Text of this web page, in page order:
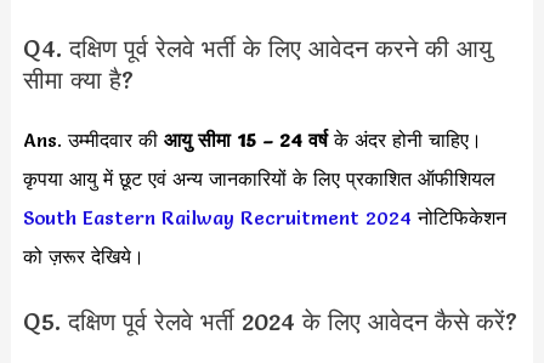
Q4. दक्षिण पूर्व रेलवे भर्ती के लिए आवेदन करने की आयु
सीमा क्या है?
Ans. उम्मीदवार की आयु सीमा 15 – 24 वर्षके अंदर होनी चाहिए।
कृपया आयु में छूट एवं अन्य जानकारियों के लिए प्रकाशित ऑफीशियल
South Eastern Railway Recruitment 2024 नोटिफिकेशन
को ज़रूर देखिये।
Q5. दक्षिण पूर्व रेलवे भर्ती 2024 के लिए आवेदन कैसे करें?